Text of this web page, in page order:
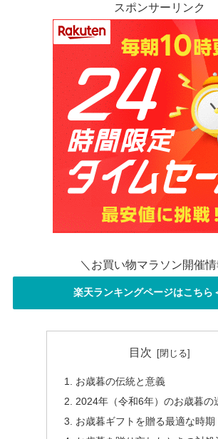
スポンサーリンク
＼お買い物マラソン開催情
楽天ランキングページはこちら
目次
お歳暮の伝統と意義
2024年（令和6年）のお歳暮の
お歳暮ギフトを贈る最適な時期